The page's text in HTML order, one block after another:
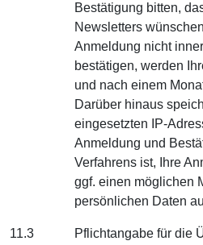
Bestätigung bitten,
Newsletters
Anmeldung nicht
bestätigen, werden
und nach einem
Darüber hinaus
eingesetzten IP-
Anmeldung und
Verfahrens ist, Ihre
ggf. einen möglichen
persönlichen Daten
11.3
Pflichtangabe für die